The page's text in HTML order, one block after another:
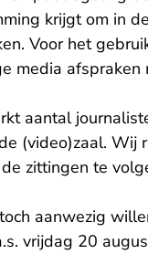
krijgt om in
Voor het
media afspraken
aantal
(video)zaal. Wij
zittingen te
aanwezig
vrijdag 20